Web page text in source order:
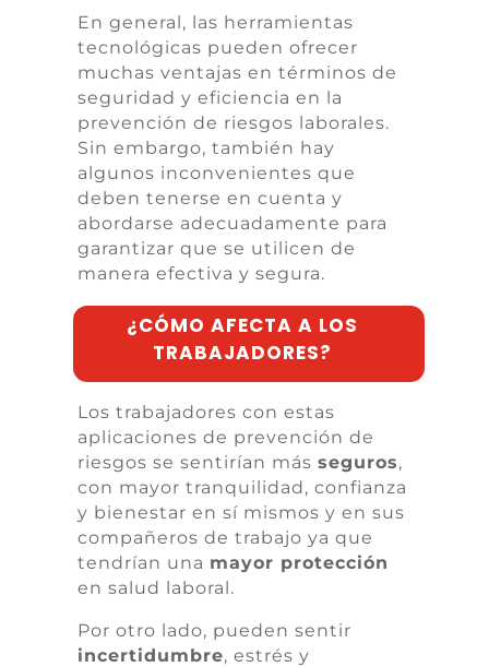
En general, las herramientas
tecnológicas pueden ofrecer
muchas ventajas en términos de
seguridad y eficiencia en la
prevención de riesgos laborales.
Sin embargo, también hay
algunos inconvenientes que
deben tenerse en cuenta y
abordarse adecuadamente para
garantizar que se utilicen de
manera efectiva y segura.
¿CÓMO AFECTA A LOS
TRABAJADORES?
Los trabajadores con estas
aplicaciones de prevención de
riesgos se sentirían más seguros,
con mayor tranquilidad, confianza
y bienestar en sí mismos y en sus
compañeros de trabajo ya que
tendrían una mayor protección
en salud laboral.
Por otro lado, pueden sentir
incertidumbre, estrés y